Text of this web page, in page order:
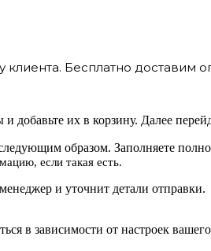
Бесплатно доставим
добавьте их в корзину. Далее
образом. Заполняете
если такая есть.
и уточнит детали отправки.
в зависимости от настроек